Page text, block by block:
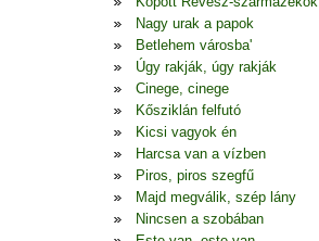
Nagy urak a papok
Betlehem városba'
Úgy rakják, úgy rakják
Cinege, cinege
Kősziklán felfutó
Kicsi vagyok én
Harcsa van a vízben
Piros, piros szegfű
Majd megválik, szép lány
Nincsen a szobában